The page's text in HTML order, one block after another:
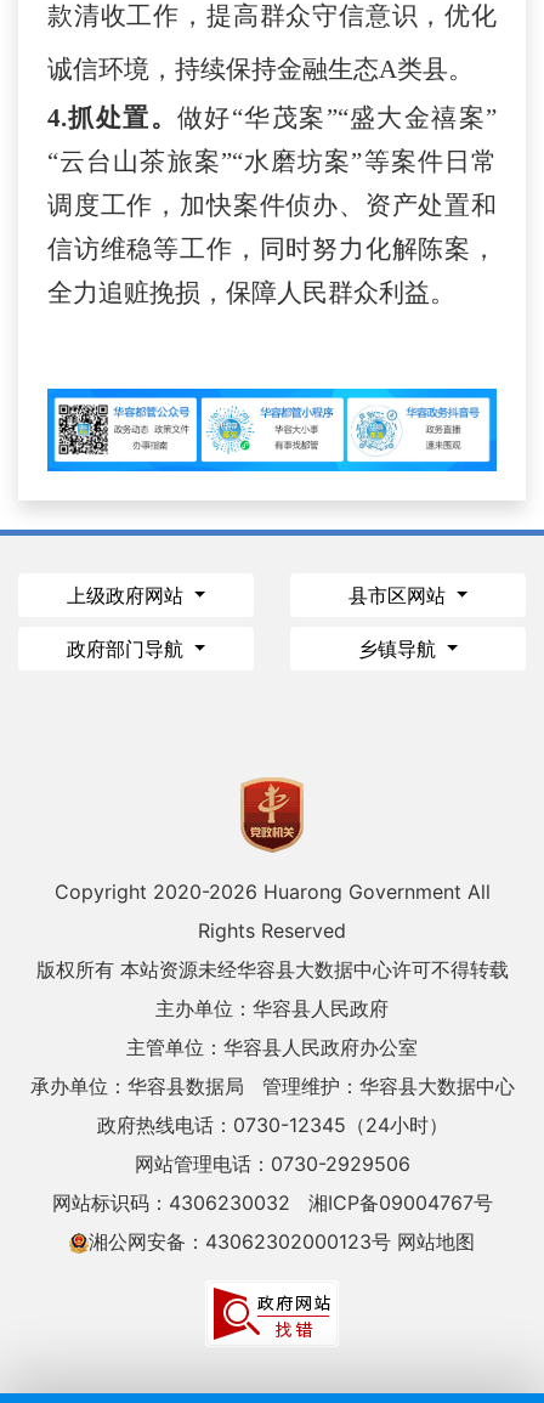
款清收工作，提高群众守信意识，优化
诚信环境，持续保持金融生态A类县。
4.抓处置。做好“华茂案”“盛大金禧案”
“云台山茶旅案”“水磨坊案”等案件日常
调度工作，加快案件侦办、资产处置和
信访维稳等工作，同时努力化解陈案，
全力追赃挽损，保障人民群众利益。
上级政府网站 县市区网站
政府部门导航 乡镇导航
Copyright 2020-2026 Huarong Government All
Rights Reserved
版权所有 本站资源未经华容县大数据中心许可不得转载
主办单位：华容县人民政府
主管单位：华容县人民政府办公室
承办单位：华容县数据局
管理维护：华容县大数据中心
政府热线电话：0730-12345（24小时）
网站管理电话：0730-2929506
网站标识码：4306230032
湘ICP备09004767号
湘公网安备：43062302000123号 网站地图